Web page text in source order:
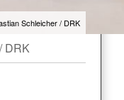
Schleicher / DRK
DRK